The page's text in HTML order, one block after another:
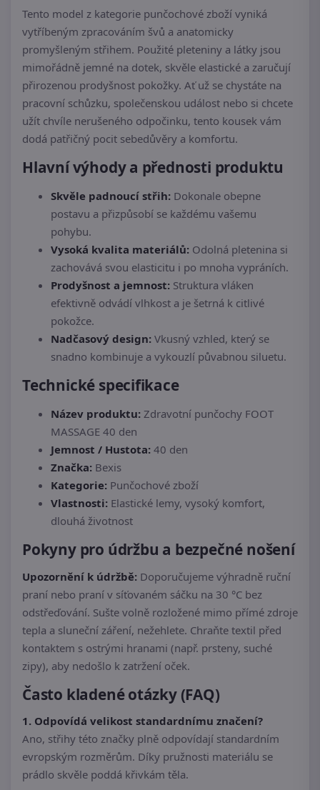
Tento model z kategorie punčochové zboží vyniká
vytříbeným zpracováním švů a anatomicky
promyšleným střihem. Použité pleteniny a látky jsou
mimořádně jemné na dotek, skvěle elastické a zaručují
přirozenou prodyšnost pokožky. Ať už se chystáte na
pracovní schůzku, společenskou událost nebo si chcete
užít chvíle nerušeného odpočinku, tento kousek vám
dodá patřičný pocit sebedůvěry a komfortu.
Hlavní výhody a přednosti produktu
Skvěle padnoucí střih: Dokonale obepne
postavu a přizpůsobí se každému vašemu
pohybu.
Vysoká kvalita materiálů: Odolná pletenina si
zachovává svou elasticitu i po mnoha vypráních.
Prodyšnost a jemnost: Struktura vláken
efektivně odvádí vlhkost a je šetrná k citlivé
pokožce.
Nadčasový design: Vkusný vzhled, který se
snadno kombinuje a vykouzlí půvabnou siluetu.
Technické specifikace
Název produktu: Zdravotní punčochy FOOT
MASSAGE 40 den
Jemnost / Hustota: 40 den
Značka: Bexis
Kategorie: Punčochové zboží
Vlastnosti: Elastické lemy, vysoký komfort,
dlouhá životnost
Pokyny pro údržbu a bezpečné nošení
Upozornění k údržbě: Doporučujeme výhradně ruční
praní nebo praní v síťovaném sáčku na 30 °C bez
odstřeďování. Sušte volně rozložené mimo přímé zdroje
tepla a sluneční záření, nežehlete. Chraňte textil před
kontaktem s ostrými hranami (např. prsteny, suché
zipy), aby nedošlo k zatržení oček.
Často kladené otázky (FAQ)
1. Odpovídá velikost standardnímu značení?
Ano, střihy této značky plně odpovídají standardním
evropským rozměrům. Díky pružnosti materiálu se
prádlo skvěle poddá křivkám těla.